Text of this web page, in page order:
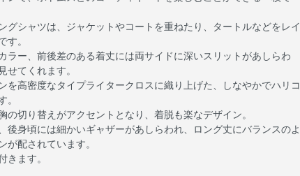
グシャツは、ジャケットやコートを重ねたり、タートルなどをレイ
す。
ラー、前後差のある着丈には両サイドに深いスリットがあしらわ
せてくれます。
を高密度なタイプライタークロスに織り上げた、しなやかでハリコ
。
の切り替えがアクセントとなり、着脱も楽なデザイン。
後身頃には細かいギャザーがあしらわれ、ロング丈にバランスのよ
が配されています。
きます。